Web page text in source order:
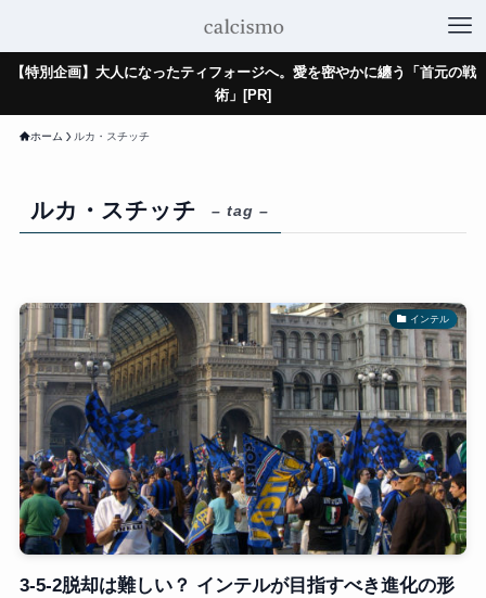
【特別企画】大人になったティフォージへ。愛を密やかに纏う「首元の戦
術」[PR]
ホーム ルカ・スチッチ
ルカ・スチッチ – tag –
インテル
3-5-2脱却は難しい？ インテルが目指すべき進化の形